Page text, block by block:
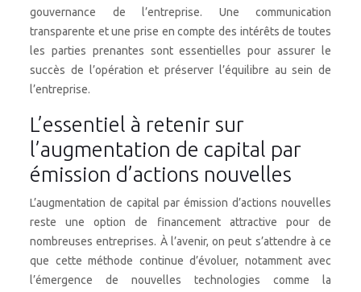
gouvernance de l’entreprise. Une communication
transparente et une prise en compte des intérêts de toutes
les parties prenantes sont essentielles pour assurer le
succès de l’opération et préserver l’équilibre au sein de
l’entreprise.
L’essentiel à retenir sur
l’augmentation de capital par
émission d’actions nouvelles
L’augmentation de capital par émission d’actions nouvelles
reste une option de financement attractive pour de
nombreuses entreprises. À l’avenir, on peut s’attendre à ce
que cette méthode continue d’évoluer, notamment avec
l’émergence de nouvelles technologies comme la